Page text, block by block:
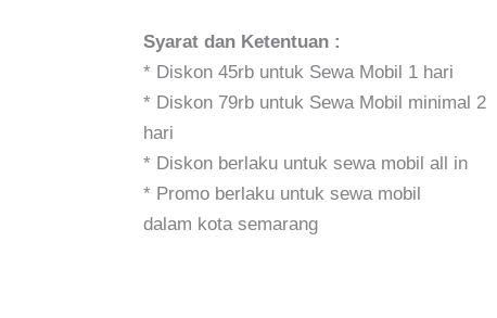
Syarat dan Ketentuan :
* Diskon 45rb untuk Sewa Mobil 1 hari
* Diskon 79rb untuk Sewa Mobil minimal 2
hari
* Diskon berlaku untuk sewa mobil all in
* Promo berlaku untuk sewa mobil
dalam kota semarang